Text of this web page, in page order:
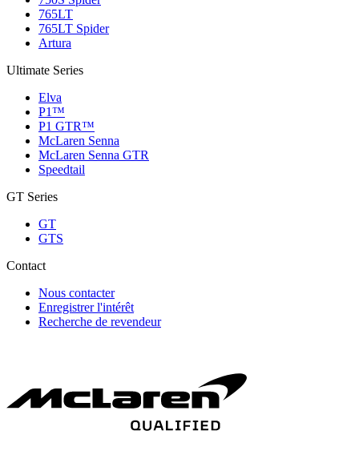
765LT
765LT Spider
Artura
Ultimate Series
Elva
P1™
P1 GTR™
McLaren Senna
McLaren Senna GTR
Speedtail
GT Series
GT
GTS
Contact
Nous contacter
Enregistrer l'intérêt
Recherche de revendeur